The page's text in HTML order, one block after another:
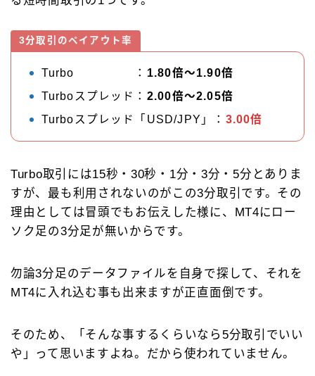
3分取引のペイアウト率
Turbo ： 1.80倍～1.90倍
Turboスプレッド： 2.00倍～2.05倍
Turboスプレッド「USD/JPY」： 3.00倍
Turbo取引には15秒・30秒・1分・3分・5分とありま
すが、最も利用されないのがこの3分取引です。その
理由としては冒頭でもお伝えした様に、MT4にロー
ソク足の3分足が無いからです。
勿論3分足のデータファイルを自身で探して、それを
MT4に入れ込む事も出来ますが正直面倒です。
そのため、「そんな事するくらいなら5分取引でいい
や」って思いますよね。だから使われていません。